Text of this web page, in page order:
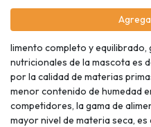
limento completo y
nutricionales de la mascota es
por la calidad de materias
menor contenido de humedad
competidores, la gama de
mayor nivel de materia seca, es